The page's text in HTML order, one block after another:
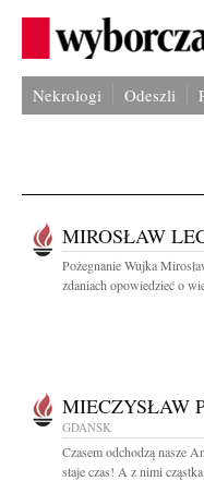
Nekrologi Odeszli
MIROSŁAW
Pożegnanie Wujka
zdaniach opowiedzieć o
MIECZYSŁAW
GDAŃSK
Czasem odchodzą nasze
staje czas! A z nimi